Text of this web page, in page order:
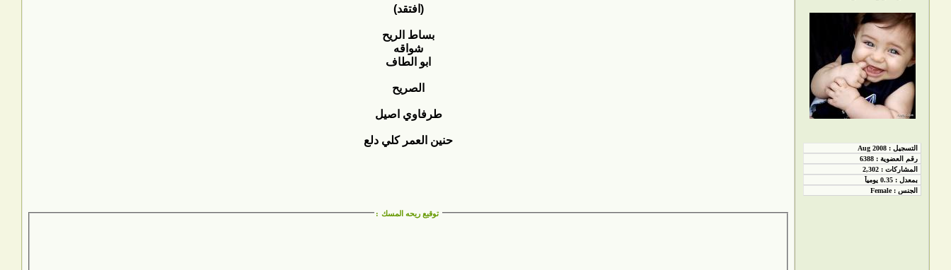
(افتقد)
بساط الريح
شواقه
ابو الطاف
الصريح
طرفاوي اصيل
حنين العمر كلي دلع
توقيع ريحه المسك :